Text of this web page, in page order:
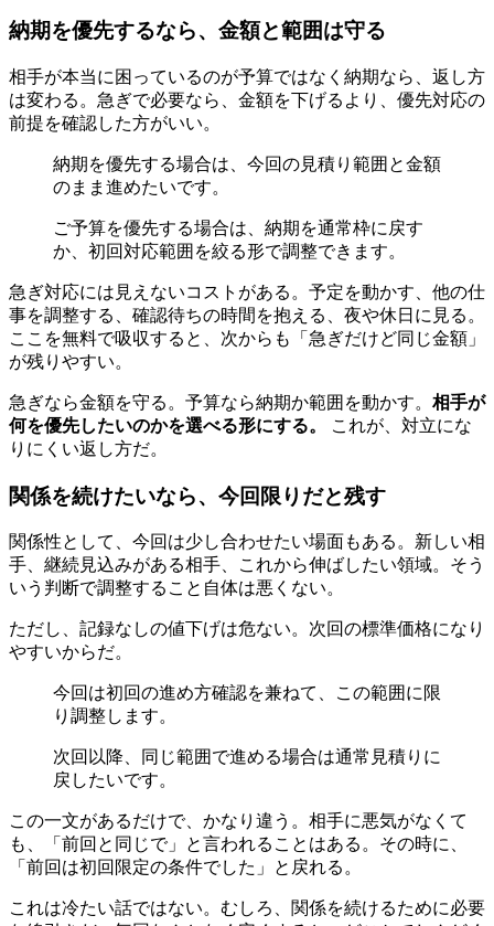
納期を優先するなら、金額と範囲は守る
相手が本当に困っているのが予算ではなく納期なら、返し方
は変わる。急ぎで必要なら、金額を下げるより、優先対応の
前提を確認した方がいい。
納期を優先する場合は、今回の見積り範囲と金額
のまま進めたいです。
ご予算を優先する場合は、納期を通常枠に戻す
か、初回対応範囲を絞る形で調整できます。
急ぎ対応には見えないコストがある。予定を動かす、他の仕
事を調整する、確認待ちの時間を抱える、夜や休日に見る。
ここを無料で吸収すると、次からも「急ぎだけど同じ金額」
が残りやすい。
急ぎなら金額を守る。予算なら納期か範囲を動かす。 相手が
何を優先したいのかを選べる形にする。
これが、対立にな
りにくい返し方だ。
関係を続けたいなら、今回限りだと残す
関係性として、今回は少し合わせたい場面もある。新しい相
手、継続見込みがある相手、これから伸ばしたい領域。そう
いう判断で調整すること自体は悪くない。
ただし、記録なしの値下げは危ない。次回の標準価格になり
やすいからだ。
今回は初回の進め方確認を兼ねて、この範囲に限
り調整します。
次回以降、同じ範囲で進める場合は通常見積りに
戻したいです。
この一文があるだけで、かなり違う。相手に悪気がなくて
も、「前回と同じで」と言われることはある。その時に、
「前回は初回限定の条件でした」と戻れる。
これは冷たい話ではない。むしろ、関係を続けるために必要